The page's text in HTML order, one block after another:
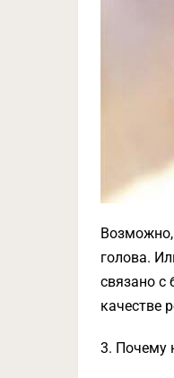
голова.
связано с
качестве
3. Почему